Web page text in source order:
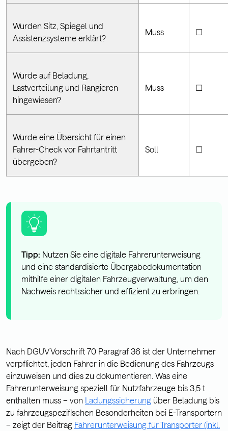
Wurden Sitz, Spiegel und
Assistenzsysteme erklärt?
Muss ☐
Wurde auf Beladung,
Lastverteilung und Rangieren
hingewiesen?
Muss ☐
Wurde eine Übersicht für einen
Fahrer-Check vor Fahrtantritt
übergeben?
Soll ☐
Tipp: Nutzen Sie eine digitale Fahrerunterweisung
und eine standardisierte Übergabedokumentation
mithilfe einer digitalen Fahrzeugverwaltung, um den
Nachweis rechtssicher und effizient zu erbringen.
Nach DGUV Vorschrift 70 Paragraf 36 ist der Unternehmer
verpflichtet, jeden Fahrer in die Bedienung des Fahrzeugs
einzuweisen und dies zu dokumentieren. Was eine
Fahrerunterweisung speziell für Nutzfahrzeuge bis 3,5 t
enthalten muss – von Ladungssicherung über Beladung bis
zu fahrzeugspezifischen Besonderheiten bei E-Transportern
– zeigt der Beitrag Fahrerunterweisung für Transporter (inkl.